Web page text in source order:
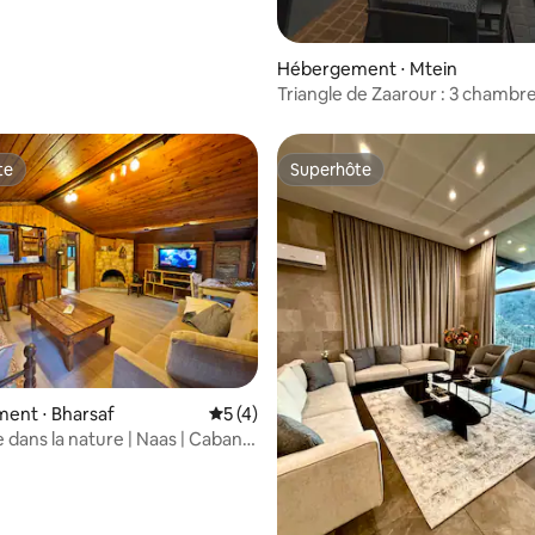
Hébergement ⋅ Mtein
Triangle de Zaarour : 3
⋅ Bharsaf Évaluation moyenne sur la base de 4
5 (4)
dans la nature | Naas | Cabane
Superhôte
Superhôte